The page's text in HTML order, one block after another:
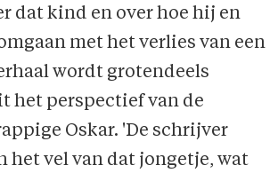
dat kind en over hoe hij en
met het verlies van een
wordt grotendeels
het perspectief van de
Oskar. 'De schrijver
het vel van dat jongetje, wat